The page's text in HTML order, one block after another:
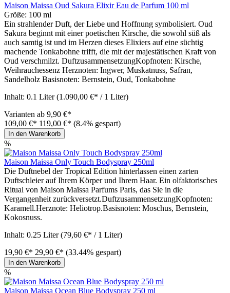
Maison Maissa Oud Sakura Elixir Eau de Parfum 100 ml
Größe: 100 ml
Ein strahlender Duft, der Liebe und Hoffnung symbolisiert. Oud
Sakura beginnt mit einer poetischen Kirsche, die sowohl süß als
auch samtig ist und im Herzen dieses Elixiers auf eine süchtig
machende Tonkabohne trifft, die mit der majestätischen Kraft von
Oud verschmilzt. DuftzusammensetzungKopfnoten: Kirsche,
Weihrauchessenz Herznoten: Ingwer, Muskatnuss, Safran,
Sandelholz Basisnoten: Bernstein, Oud, Tonkabohne
Inhalt: 0.1 Liter(1.090,00 €* / 1 Liter)
Varianten ab 9,90 €*
109,00 €* 119,00 €* (8.4% gespart)
In den Warenkorb
%
Maison Maissa Only Touch Bodyspray 250ml
Die Duftnebel der Tropical Edition hinterlassen einen zarten
Duftschleier auf Ihrem Körper und Ihrem Haar. Ein olfaktorisches
Ritual von Maison Maïssa Parfums Paris, das Sie in die
Vergangenheit zurückversetzt.DuftzusammensetzungKopfnoten:
Karamell.Herznote: Heliotrop.Basisnoten: Moschus, Bernstein,
Kokosnuss.
Inhalt: 0.25 Liter(79,60 €* / 1 Liter)
19,90 €* 29,90 €* (33.44% gespart)
In den Warenkorb
%
Maison Maissa Ocean Blue Bodyspray 250 ml